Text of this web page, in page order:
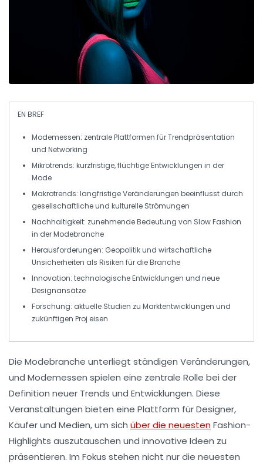
EN BREF
Modemessen: zentrale Plattformen fürTrendpräsentation
und Networking
Mikrotrends: kurzfristige, flüchtige Entwicklungen in der
Mode
Makrotrends: langfristige Veränderungen beeinflusst durch
gesellschaftliche und kulturelle Strömungen
Nachhaltigkeit: zunehmende Bedeutung von Slow Fashion
in der Modebranche
Herausforderungen: Geopolitik und wirtschaftliche
Unsicherheiten als Risiken für die Branche
Innovation: technologische Entwicklungen und neue
Designansätze
Forschung: aktuelle Studien zu Marktentwicklungen und
zukünftigen Proj eisen
Die Modebranche unterliegt ständigen Veränderungen,
und Modemessen spielen eine zentrale Rolle bei der
Definition neuer Trends und Entwicklungen. Diese
Veranstaltungen bieten eine Plattform für Designer,
Käufer und Medien, um sich über die neuestenFashion-
Highlights auszutauschen und innovative Ideen zu
präsentieren. Im Fokus stehen nicht nur die neuesten